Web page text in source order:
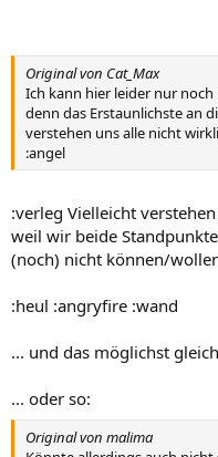
Original von Cat_Max
Ich kann hier leider nur
denn das Erstaunlichste an
verstehen uns alle nicht
:angel
:verleg Vielleicht
weil wir beide
(noch) nicht können/
:heul :angryfire :wand
... und das möglichst
... oder so:
Original von malima